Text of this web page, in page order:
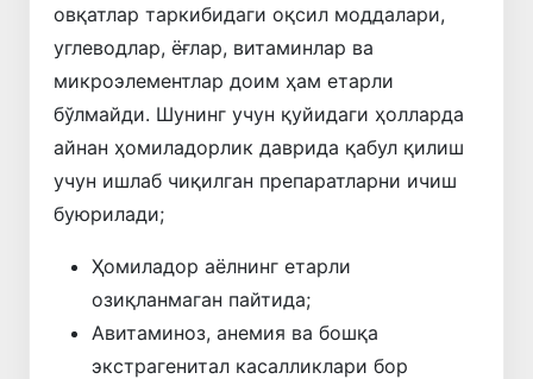
овқатлар таркибидаги оқсил моддалари,
углеводлар, ёғлар, витаминлар ва
микроэлементлар доим ҳам етарли
бўлмайди. Шунинг учун қуйидаги ҳолларда
айнан ҳомиладорлик даврида қабул қилиш
учун ишлаб чиқилган препаратларни ичиш
буюрилади;
Ҳомиладор аёлнинг етарли
озиқланмаган пайтида;
Авитаминоз, анемия ва бошқа
экстрагенитал касалликлари бор